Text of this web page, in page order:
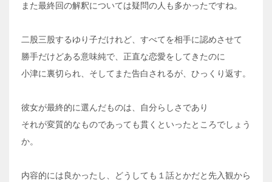
また最終回の解釈については疑問の人も多かったですね。
二股三股するゆり子だけれど、すべてを相手に認めさせて
勝手だけどある意味純で、正直な恋愛をしてきたのに
小津に裏切られ、そしてまた告白されるが、ひっくり返す。
彼女が最終的に選んだものは、自分らしさであり
それが変質的なものであっても貫くといったところでしょう
か。
内容的には良かったし、どうしても１話とかだと先入観から